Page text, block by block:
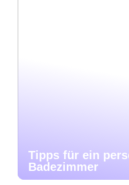
Tipps für ein
Badezimmer